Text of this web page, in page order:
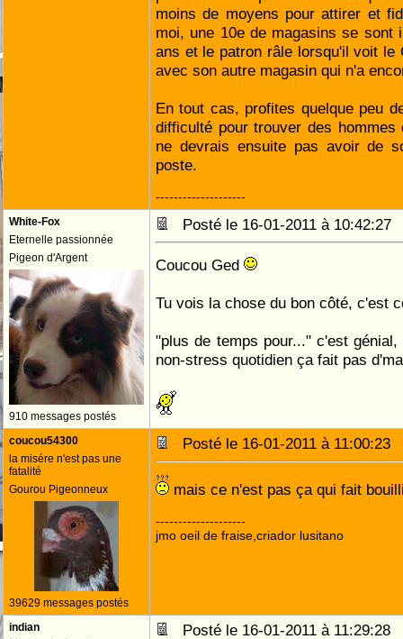
moins de moyens pour attirer et
moi, une 10e de magasins se sont
ans et le patron râle lorsqu'il voit le
avec son autre magasin qui n'a
En tout cas, profites quelque peu
difficulté pour trouver des
ne devrais ensuite pas avoir de
poste.
--------------------
White-Fox
Eternelle passionnée
Pigeon d'Argent
910 messages postés
Posté le 16-01-2011 à
Coucou Ged
Tu vois la chose du bon côté, c'est
"plus de temps pour..." c'est
non-stress quotidien ça fait pas
coucou54300
la misére n'est pas une
fatalité
Gourou Pigeonneux
39629 messages postés
Posté le 16-01-2011 à 11:00:23
mais ce n'est pas ça qui fait
--------------------
jmo oeil de fraise,criador lusitano
indian
Posté le 16-01-2011 à 11:29:28